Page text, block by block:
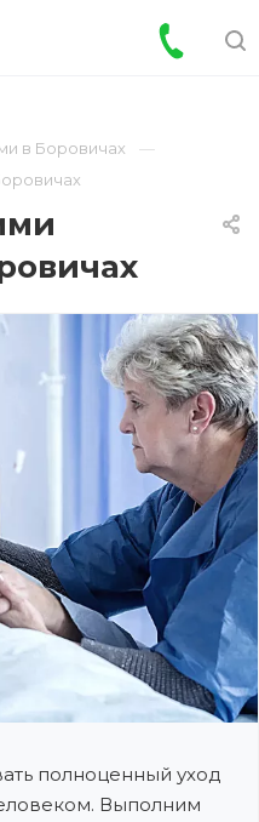
в Боровичах
полноценный уход
Выполним